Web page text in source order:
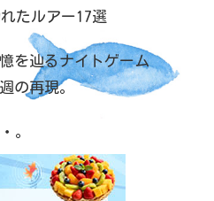
たルアー17選
を辿るナイトゲーム
の再現。
。